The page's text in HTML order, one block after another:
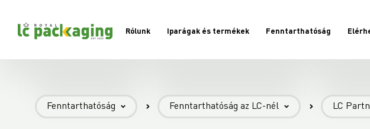
Rólunk Iparágak és termékek Fenntarthatóság
Fenntarthatóság
- Fenntarthatóság - Fenntarthatóság az LC-nél
- Fenntarthatóság az LC-nél - LC
- LC